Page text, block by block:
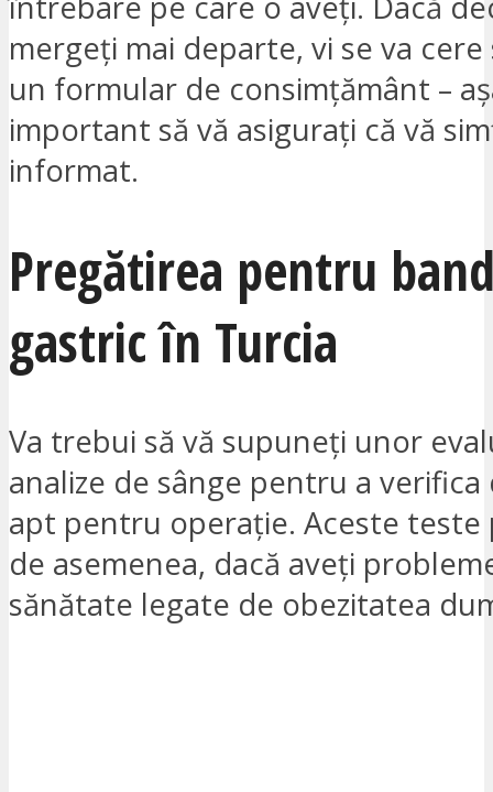
mergeți mai departe, vi se va cere
un formular de consimțământ –
important să vă asigurați că vă
informat.
Pregătirea pentru
gastric în Turcia
Va trebui să vă supuneți unor
analize de sânge pentru a
apt pentru operație. Aceste teste
de asemenea, dacă aveți
sănătate legate de obezitatea